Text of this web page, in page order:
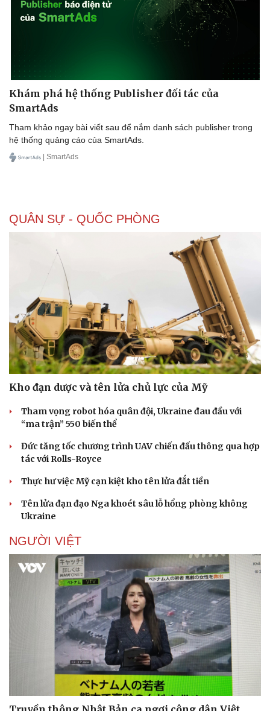
Doanh nghiệp
Thông tin doanh nghiệp
Doanh nghiệp 24h
Doanh nhân
Vì cộng đồng
Công nghệ
Sành điệu
Tin Công nghệ
Trải nghiệm
Chuyển đổi số
Khám phá hệ thống Publisher đối tác của
SmartAds
Tham khảo ngay bài viết sau để nắm danh sách publisher trong
hệ thống quảng cáo của SmartAds.
| SmartAds
QUÂN SỰ - QUỐC PHÒNG
Kho đạn dược và tên lửa chủ lực của Mỹ
Tham vọng robot hóa quân đội, Ukraine đau đầu với
“ma trận” 550 biến thể
Đức tăng tốc chương trình UAV chiến đấu thông qua hợp
tác với Rolls-Royce
Thực hư việc Mỹ cạn kiệt kho tên lửa đắt tiền
Tên lửa đạn đạo Nga khoét sâu lỗ hổng phòng không
Ukraine
NGƯỜI VIỆT